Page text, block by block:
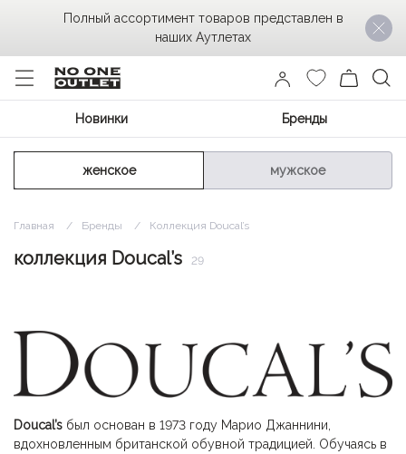
Новинки Бренды
женское мужское
Главная Бренды Коллекция Doucal’s
коллекция Doucal’s 29
Doucal’s был основан в 1973 году Марио Джаннини,
вдохновленным британской обувной традицией. Обучаясь в
Полный ассортимент товаров представлен в
наших Аутлетах